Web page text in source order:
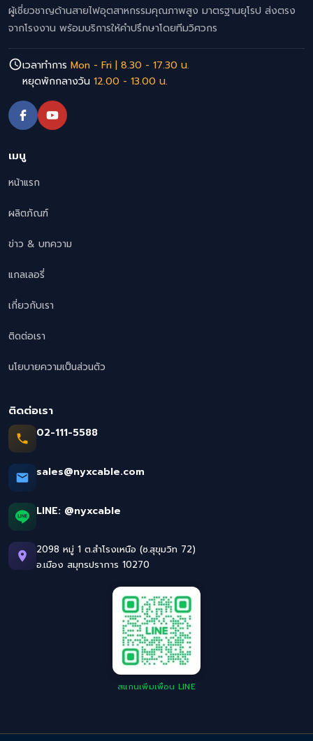
ผู้เชี่ยวชาญด้านสายไฟอุตสาหกรรมคุณภาพสูง มาตรฐานยุโรป ส่งตรง
จากโรงงาน พร้อมบริการให้คำปรึกษาโดยทีมวิศวกร
เวลาทำการ Mon - Fri | 8.30 - 17.30 น.
หยุดพักกลางวัน 12.00 - 13.00 น.
เมนู
หน้าแรก
ผลิตภัณฑ์
ข่าว & บทความ
แกลเลอรี่
เกี่ยวกับเรา
ติดต่อเรา
นโยบายความเป็นส่วนตัว
ติดต่อเรา
02-111-5588
sales@nyxcable.com
LINE: @nyxcable
2098 หมู่ 1 ต.สำโรงเหนือ (ซ.สุขุมวิท 72)
อ.เมือง สมุทรปราการ 10270
สแกนเพิ่มเพื่อน LINE